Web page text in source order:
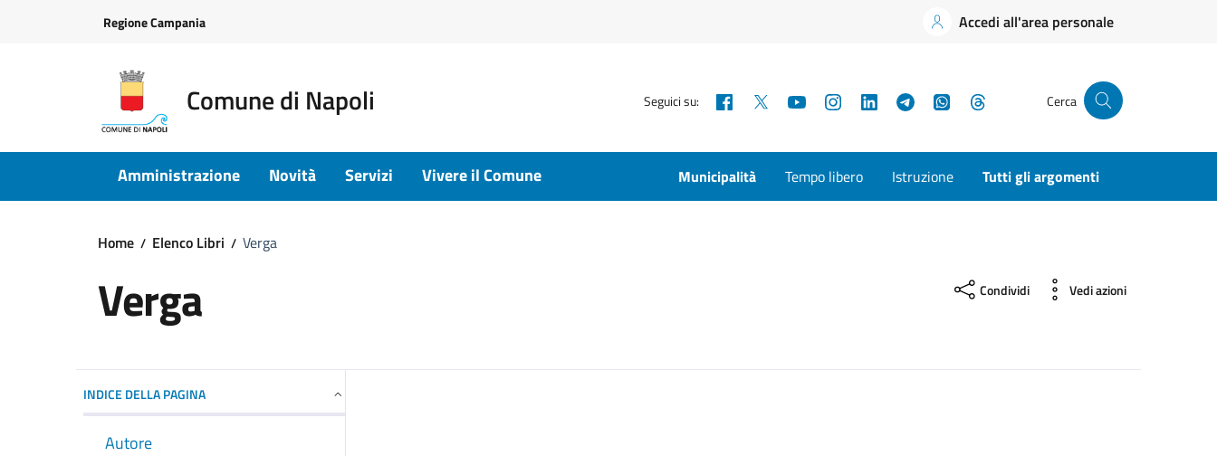
Regione Campania Accedi all'area personale
Comune di Napoli Seguici su: Facebook YouTubeInstagramLinkedInTelegramWhatsApp Cerca
Amministrazione Novità Servizi Vivere il Comune Municipalità Tempo libero Istruzione Tutti gli argomenti
Home Elenco Libri Verga
Verga Condividi Vedi azioni
INDICE DELLA PAGINA
Autore